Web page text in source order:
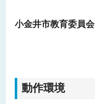
小金井市教育委員会
動作環境